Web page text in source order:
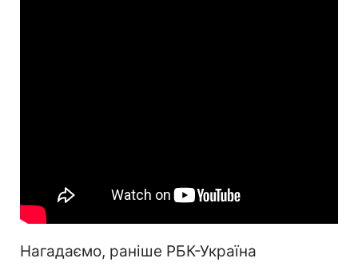
Нагадаємо, раніше РБК-Україна